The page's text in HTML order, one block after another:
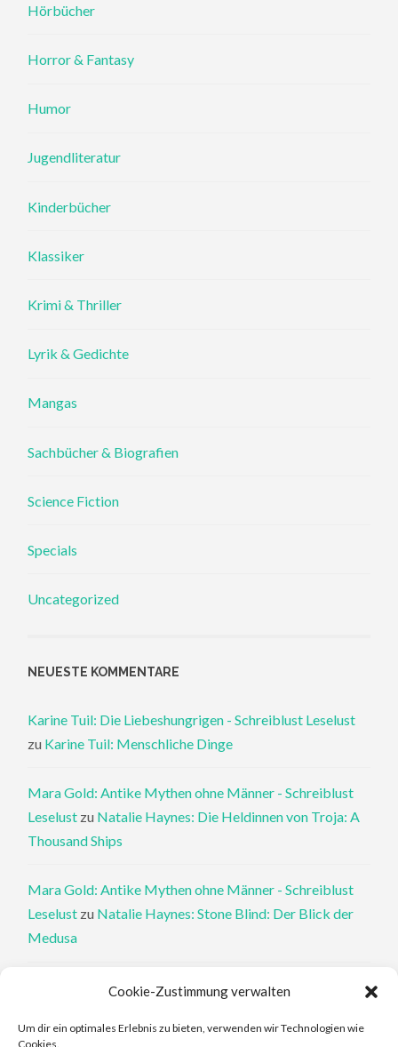
Cookie-Zustimmung verwalten
Um dir ein optimales Erlebnis zu bieten, verwenden wir Technologien wie
Cookies.
Hörbücher
Horror & Fantasy
Humor
Jugendliteratur
Kinderbücher
Klassiker
Krimi & Thriller
Lyrik & Gedichte
Mangas
Sachbücher & Biografien
Science Fiction
Specials
Uncategorized
NEUESTE KOMMENTARE
Karine Tuil: Die Liebeshungrigen - Schreiblust Leselust
zu Karine Tuil: Menschliche Dinge
Mara Gold: Antike Mythen ohne Männer - Schreiblust
Leselust zu Natalie Haynes: Die Heldinnen von Troja: A
Thousand Ships
Mara Gold: Antike Mythen ohne Männer - Schreiblust
Leselust zu Natalie Haynes: Stone Blind: Der Blick der
Medusa
Philippa Perry: Die Therapeutin und ihre Mörder: Dr. Pat
Philippa Perry: Das Buch, von dem du dir wünschst, deine